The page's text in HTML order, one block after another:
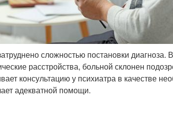
сложностью постановки диагноза. В
расстройства, больной склонен
консультацию у психиатра в качестве
адекватной помощи.